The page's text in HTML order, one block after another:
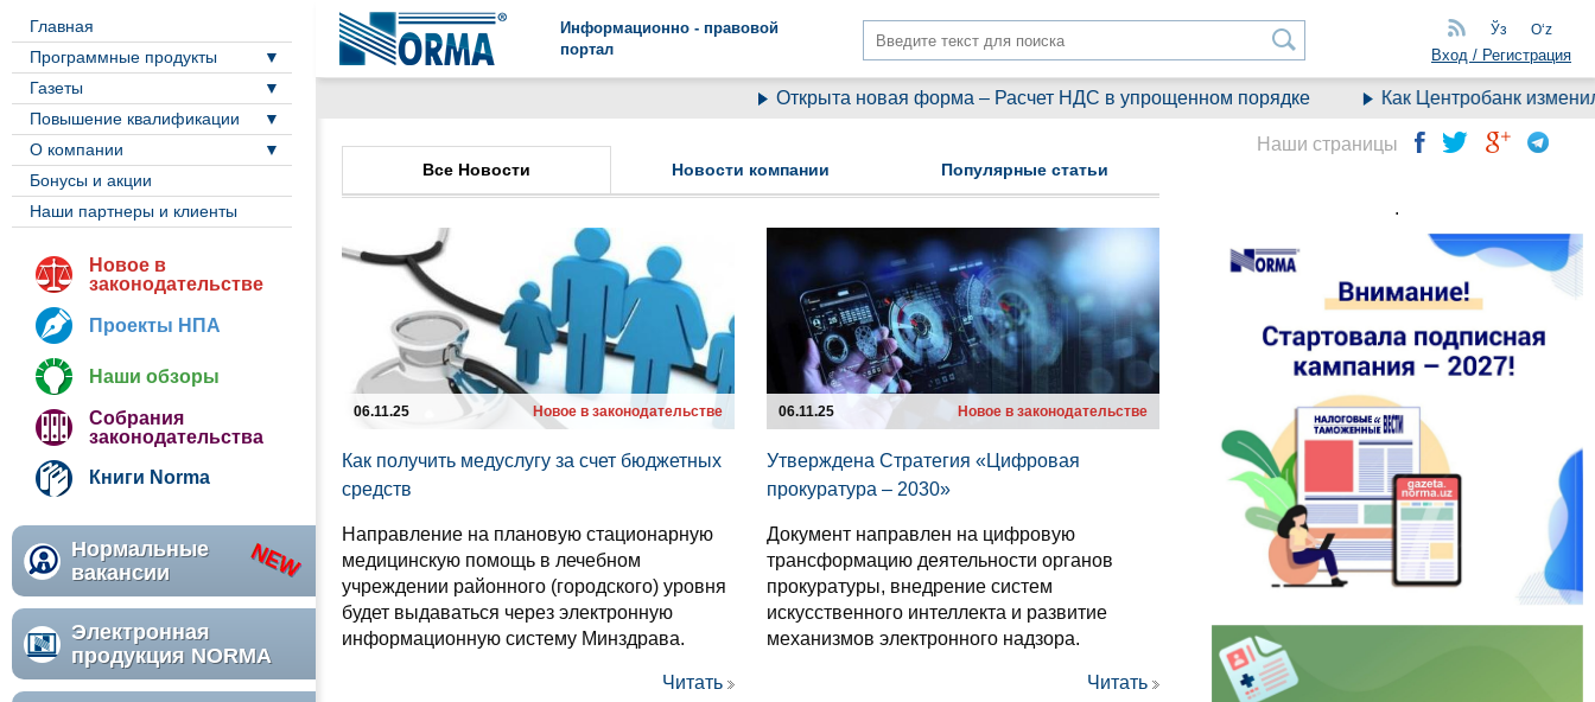
Информационно - правовой
портал
Ўз Oʻz
Вход / Регистрация
Главная
Программные продукты
Газеты
Повышение квалификации
О компании
Бонусы и акции
Наши партнеры и клиенты
Новое в
законодательстве
Проекты НПА
Наши обзоры
Собрания
законодательства
Книги Norma
Нормальные
вакансии
Электронная
продукция NORMA
Открыта новая форма – Расчет НДС в упрощенном порядке Как Центробанк изменил
Все Новости Новости компании Популярные статьи
06.11.25 Новое в законодательстве
Как получить медуслугу за счет бюджетных
средств
Направление на плановую стационарную
медицинскую помощь в лечебном
учреждении районного (городского) уровня
будет выдаваться через электронную
информационную систему Минздрава.
Читать
06.11.25 Новое в законодательстве
Утверждена Стратегия «Цифровая
прокуратура – 2030»
Документ направлен на цифровую
трансформацию деятельности органов
прокуратуры, внедрение систем
искусственного интеллекта и развитие
механизмов электронного надзора.
Читать
Наши страницы
.